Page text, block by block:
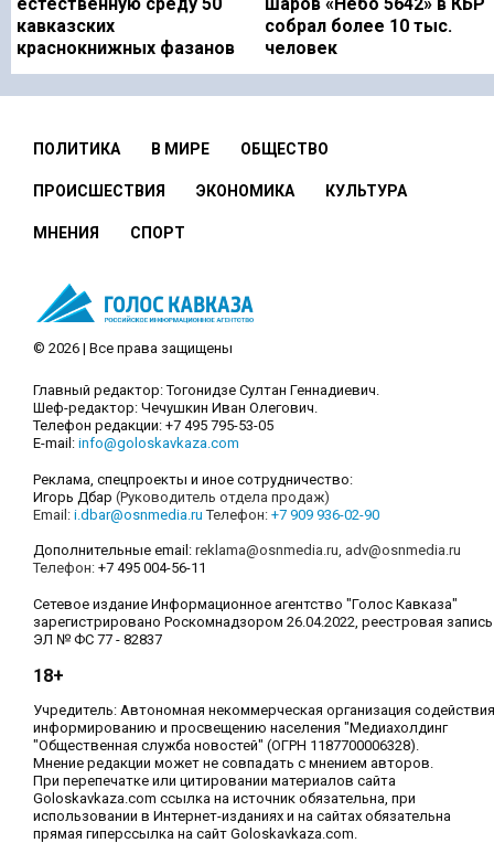
кавказских
краснокнижных фазанов
собрал более 10 тыс.
человек
ПОЛИТИКА В МИРЕ ОБЩЕСТВО
ПРОИСШЕСТВИЯ ЭКОНОМИКА КУЛЬТУРА
МНЕНИЯ СПОРТ
© 2026 | Все права защищены
Главный редактор: Тогонидзе Султан Геннадиевич.
Шеф-редактор: Чечушкин Иван Олегович.
Телефон редакции: +7 495 795-53-05
E-mail: info@goloskavkaza.com
Реклама, спецпроекты и иное сотрудничество:
Игорь Дбар (Руководитель отдела продаж)
Email: i.dbar@osnmedia.ru Телефон: +7 909 936-02-90
Дополнительные email: reklama@osnmedia.ru adv@osnmedia.ru
Телефон: +7 495 004-56-11
Сетевое издание Информационное агентство "Голос Кавказа"
зарегистрировано Роскомнадзором 26.04.2022, реестровая запись
ЭЛ № ФС 77 - 82837
18+
Учредитель: Автономная некоммерческая организация содействия
информированию и просвещению населения "Медиахолдинг
"Общественная служба новостей" (ОГРН 1187700006328).
Мнение редакции может не совпадать с мнением авторов.
При перепечатке или цитировании материалов сайта
Goloskavkaza.com ссылка на источник обязательна, при
использовании в Интернет-изданиях и на сайтах обязательна
прямая гиперссылка на сайт Goloskavkaza.com.